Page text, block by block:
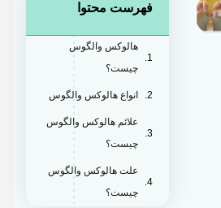
فهرست محتوا
هالوکس والگوس
چیست؟
انواع هالوکس والگوس
علائم هالوکس والگوس
چیست؟
علت هالوکس والگوس
چیست؟